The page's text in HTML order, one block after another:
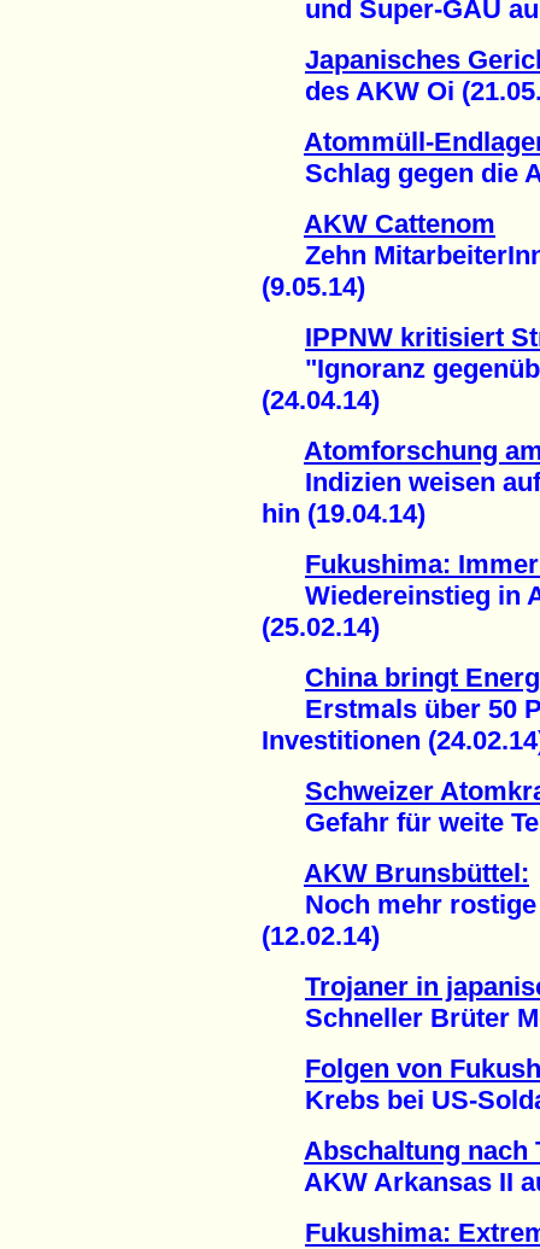
und Super-GAU
Japanisches
des AKW Oi
Atommüll-
Schlag gegen die
AKW Cattenom
Zehn
(9.05.14)
IPPNW kritisiert
"Ignoranz
(24.04.14)
Atomforschung
Indizien weisen auf
hin (19.04.14)
Fukushima:
Wiedereinstieg in
(25.02.14)
China bringt
Erstmals über 50
Investitionen
Schweizer
Gefahr für weite
AKW Brunsbüttel:
Noch mehr rostige
(12.02.14)
Trojaner in
Schneller Brüter
Folgen von
Krebs bei US-
Abschaltung nach
AKW Arkansas II
Fukushima: